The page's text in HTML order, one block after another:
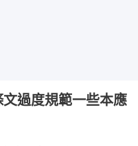
過度規範一些本應